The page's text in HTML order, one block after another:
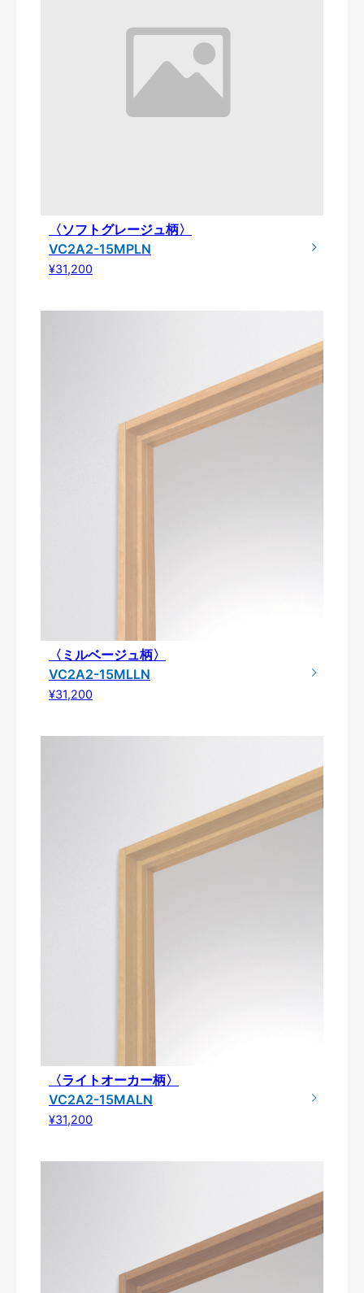
〈ソフトグレージュ柄〉
VC2A2-15MPLN
¥31,200
〈ミルベージュ柄〉
VC2A2-15MLLN
¥31,200
〈ライトオーカー柄〉
VC2A2-15MALN
¥31,200